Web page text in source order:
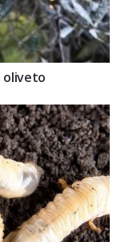
oliveto